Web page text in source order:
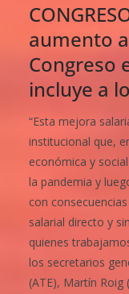
aumento
Congreso
incluye a
“Esta mejora
institucional que,
económica y
la pandemia y
con
salarial directo y
quienes
los secretarios
(ATE), Martín Roig